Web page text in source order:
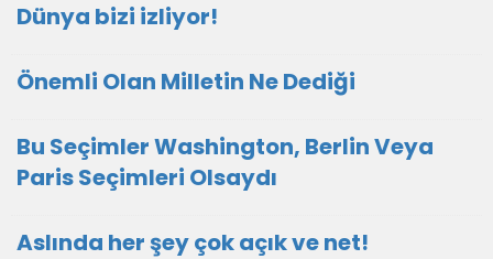
Dünya bizi izliyor!
Önemli Olan Milletin Ne Dediği
Bu Seçimler Washington, Berlin Veya
Paris Seçimleri Olsaydı
Aslında her şey çok açık ve net!